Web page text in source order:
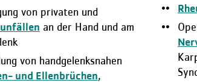
von privaten und
an der Hand und am
von handgelenksnahen
und Ellenbrüchen,